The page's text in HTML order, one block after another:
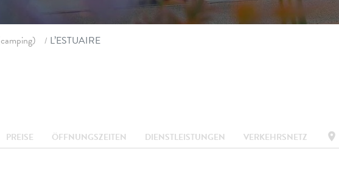
L’ESTUAIRE
PREISE ÖFFNUNGSZEITEN DIENSTLEISTUNGEN VERKEHRSNETZ location_on